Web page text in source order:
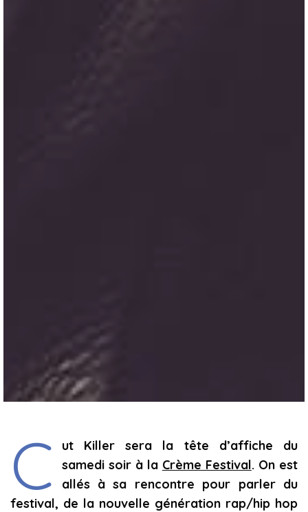
C
ut Killer sera la tête d’affiche du
samedi soir à la Crème Festival. On est
allés à sa rencontre pour parler du
festival, de la nouvelle génération rap/hip hop